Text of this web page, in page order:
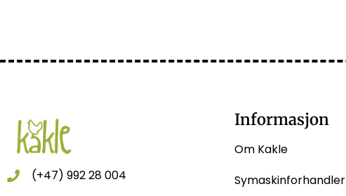
(+47) 992 28 004
Informasjon
Om Kakle
Symaskinforhandler